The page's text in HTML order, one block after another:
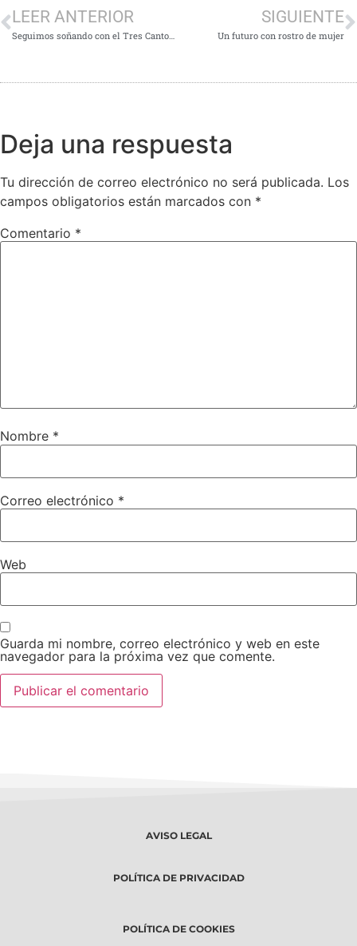
LEER ANTERIOR SIGUIENTE
Un futuro con rostro de mujer
Deja una respuesta
Tu dirección de correo electrónico no será publicada. Los
campos obligatorios están marcados con *
Comentario *
Nombre *
Correo electrónico *
Web
Guarda mi nombre, correo electrónico y web en este
navegador para la próxima vez que comente.
AVISO LEGAL
POLÍTICA DE PRIVACIDAD
POLÍTICA DE COOKIES